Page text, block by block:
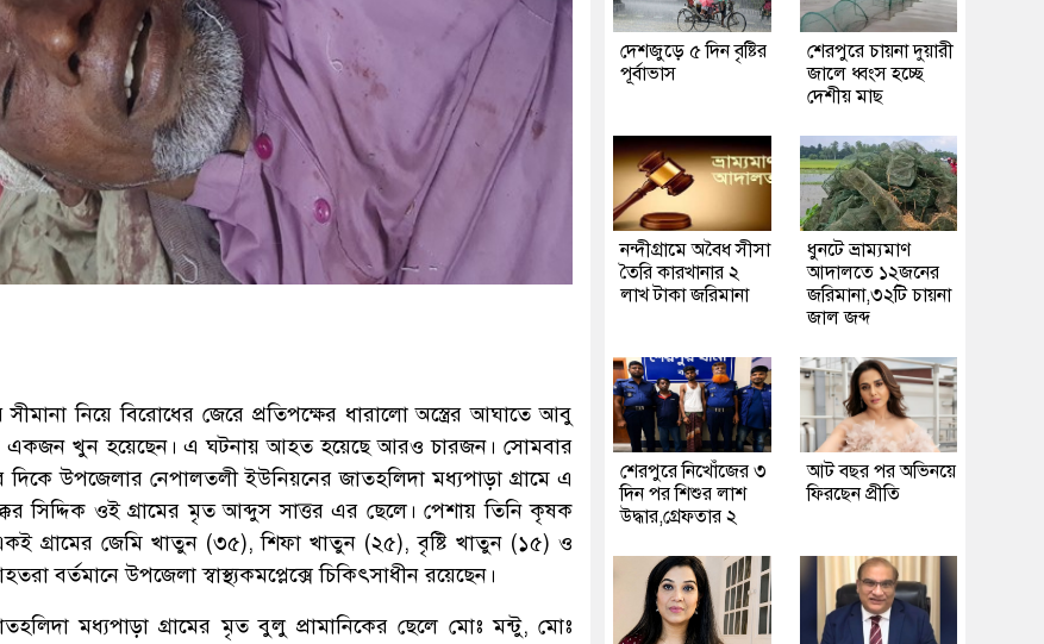
নিয়ে বিরোধের জেরে প্রতিপক্ষের ধারালো অস্ত্রের আঘাতে আবু
একজন খুন হয়েছেন। এ ঘটনায় আহত হয়েছে আরও চারজন। সোমবার
দিকে উপজেলার নেপালতলী ইউনিয়নের জাতহলিদা মধ্যপাড়া গ্রামে এ
সিদ্দিক ওই গ্রামের মৃত আব্দুস সাত্তর এর ছেলে। পেশায় তিনি কৃষক
গ্রামের জেমি খাতুন (৩৫), শিফা খাতুন (২৫), বৃষ্টি খাতুন (১৫) ও
বর্তমানে উপজেলা স্বাস্থ্যকমপ্লেক্সে চিকিৎসাধীন রয়েছেন।
মধ্যপাড়া গ্রামের মৃত বুলু প্রামানিকের ছেলে মোঃ মন্টু, মোঃ
দেশজুড়ে ৫ দিন বৃষ্টির
পূর্বাভাস
শেরপুরে চায়না দুয়ারী
জালে ধ্বংস হচ্ছে
দেশীয় মাছ
নন্দীগ্রামে অবৈধ সীসা
তৈরি কারখানার ২
লাখ টাকা জরিমানা
ধুনটে ভ্রাম্যমাণ
আদালতে ১২জনের
জরিমানা,৩২টি চায়না
জাল জব্দ
শেরপুরে নিখোঁজের ৩
দিন পর শিশুর লাশ
উদ্ধার,গ্রেফতার ২
আট বছর পর অভিনয়ে
ফিরছেন প্রীতি